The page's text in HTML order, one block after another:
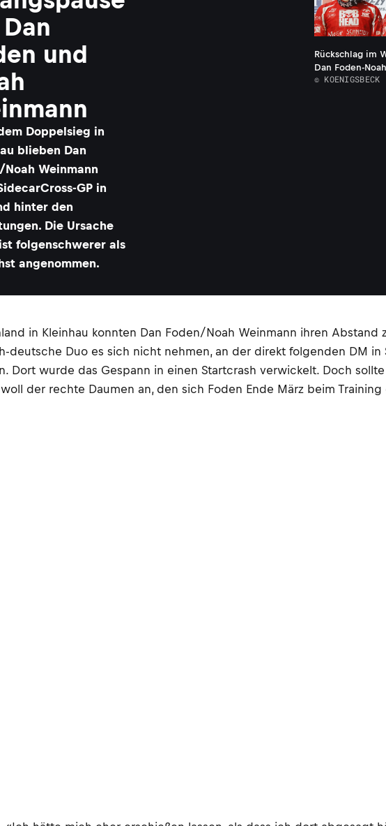
und
Doppelsieg in
blieben Dan
Noah Weinmann
GP in
hinter den
Die Ursache
folgenschwerer als
angenommen.
Rückschlag im
Dan Foden-
© KOENIGSBECK
in Kleinhau konnten Dan Foden/Noah Weinmann ihren Abstand
deutsche Duo es sich nicht nehmen, an der direkt folgenden DM
Dort wurde das Gespann in einen Startcrash verwickelt. Doch
der rechte Daumen an, den sich Foden Ende März beim